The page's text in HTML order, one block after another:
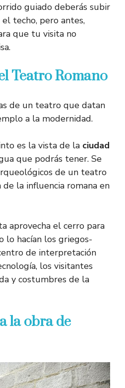
guiado deberás subir
techo, pero antes,
que tu visita no
Teatro Romano
de un teatro que datan
a la modernidad.
es la vista de la ciudad
que podrás tener. Se
de un teatro
la influencia romana en
aprovecha el cerro para
lo hacían los griegos-
de interpretación
los visitantes
y costumbres de la
la obra de